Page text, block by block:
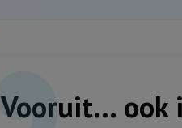
Vooruit… ook